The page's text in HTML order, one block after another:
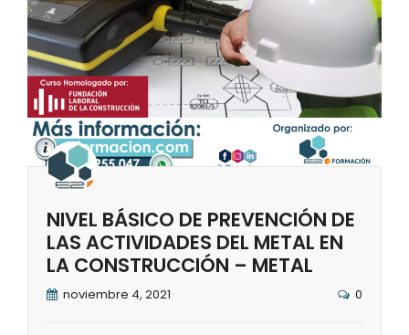
NIVEL BÁSICO DE PREVENCIÓN DE
LAS ACTIVIDADES DEL METAL EN
LA CONSTRUCCIÓN – METAL
noviembre 4, 2021 0